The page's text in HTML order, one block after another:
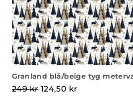
Granland blå/beige tyg
249kr Det ursprungliga
124,50 kr Det